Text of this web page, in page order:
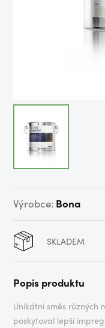
Výrobce: Bona
SKLADEM
Popis produktu
Unikátní směs různých
poskytoval lepší